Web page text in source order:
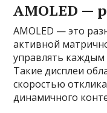
AMOLED —
AMOLED — это
активной
управлять каждым
Такие дисплеи
скоростью
динамичного